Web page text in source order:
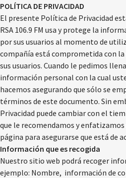
POLÍTICA DE PRIVACIDAD
El presente Política de Privacidad
RSA 106.9 FM usa y protege la
por sus usuarios al momento de
compañía está comprometida con la
sus usuarios. Cuando le pedimos
información personal con la cual
hacemos asegurando que sólo se
términos de este documento. Sin
Privacidad puede cambiar con el
que le recomendamos y
página para asegurarse que está de
Información que es recogida
Nuestro sitio web podrá recoger
ejemplo: Nombre, información de